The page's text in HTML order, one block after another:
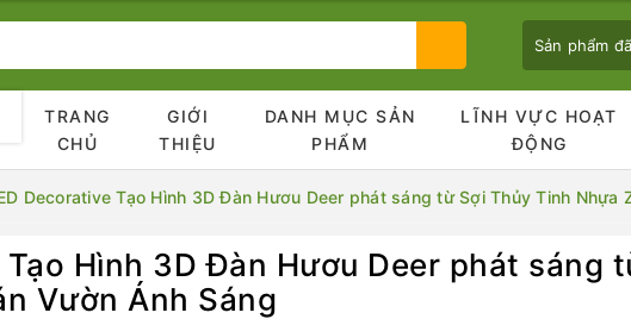
Sản phẩm
Bạn chưa xem sản phẩm nào
TRANG
CHỦ
GIỚI
THIỆU
DANH MỤC SẢN
PHẨM
LĨNH VỰC HOẠT
ĐỘNG
Decorative Tạo Hình 3D Đàn Hươu Deer phát sáng từ Sợi Thủy Tinh Nhựa
Hình 3D Đàn Hươu Deer phát sáng
Vườn Ánh Sáng